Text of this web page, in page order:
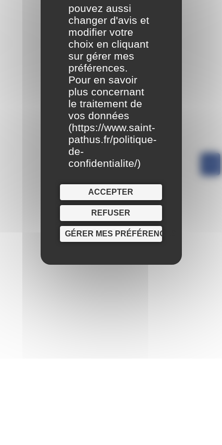
pouvez aussi
changer d'avis et
modifier votre
choix en cliquant
sur gérer mes
préférences.
Pour en savoir
plus concernant
le traitement de
vos données
(https://www.saint-
pathus.fr/politique-
de-
confidentialite/)
ACCEPTER
REFUSER
GÉRER MES PRÉFÉRENCES